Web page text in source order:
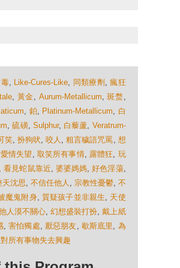
, Like-Cures-Like, 同類療劑 ,瘋狂
, 黃金, Aurum-Metallicum,斑蝥,
, 鉑, Platinum-Metallicum, 白
,硫磺, Sulphur, 白藜蘆, Veratrum-
笑, 扮狗吠,咬人 ,粗言穢語咒罵, 想
情失望, 取笑所有事情, 露體狂, 玩
,看見蛇鼠靠近, 婆婆媽媽,好色淫蕩,
天沈思, 不信任他人 , 宗教性憂鬱, 不
魔鬼附身, 質疑孩子並非親生, 天使
人漠不關心, 幻想盛裝打扮,戴上紙
,害怕獨處, 厭惡朋友, 歇斯底里, 為
對所有事物失去興趣